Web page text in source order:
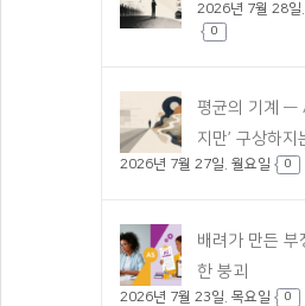
2026년 7월 28일
0
평균의 기계 —
지만’ 구상하지
2026년 7월 27일. 월요일 0
배려가 만든 부
한 붕괴
2026년 7월 23일. 목요일 0